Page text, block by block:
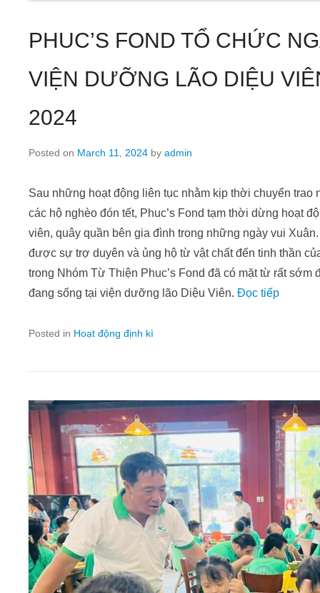
PHUC’S FOND TỔ CHỨC
VIỆN DƯỠNG LÃO DIỆU
2024
Posted on March 11, 2024 by admin
Sau những hoạt động liên tục nhằm kịp thời chuyển
các hộ nghèo đón tết, Phuc’s Fond tạm thời dừng hoạt
viên, quây quần bên gia đình trong những ngày vui
được sự trợ duyên và ủng hộ từ vật chất đến tinh thần
trong Nhóm Từ Thiện Phuc’s Fond đã có mặt từ rất sớm
đang sống tại viện dưỡng lão Diệu Viên. Đọc tiếp
Posted in Hoạt động định kì